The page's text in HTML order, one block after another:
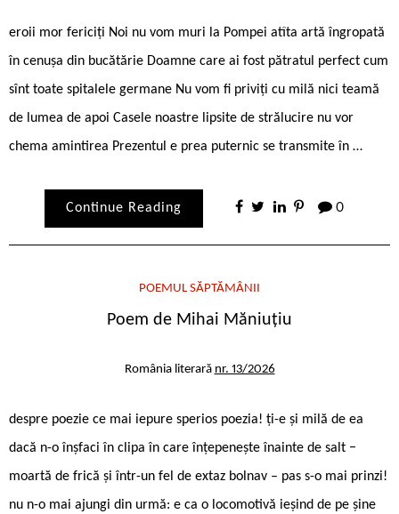
eroii mor fericiți Noi nu vom muri la Pompei atîta artă îngropată
în cenușa din bucătărie Doamne care ai fost pătratul perfect cum
sînt toate spitalele germane Nu vom fi priviți cu milă nici teamă
de lumea de apoi Casele noastre lipsite de strălucire nu vor
chema amintirea Prezentul e prea puternic se transmite în …
Continue Reading 0
POEMUL SĂPTĂMÂNII
Poem de Mihai Măniuțiu
România literară nr. 13/2026
despre poezie ce mai iepure sperios poezia! ți-e și milă de ea
dacă n-o înșfaci în clipa în care înțepenește înainte de salt −
moartă de frică și într-un fel de extaz bolnav – pas s-o mai prinzi!
nu n-o mai ajungi din urmă: e ca o locomotivă ieșind de pe șine